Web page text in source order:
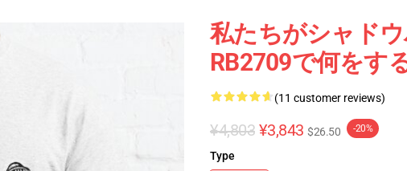
私たちがシャド
RB2709で何をす
(11 customer reviews)
¥4,803 ¥3,843 $26.50 -20%
Type